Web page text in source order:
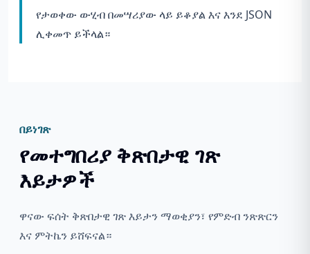
የታወቀው ውሂብ በመሣሪያው ላይ ይቆያል እና እንደ JSON
ሊቀመጥ ይችላል።
በይነገጽ
የመተግበሪያ ቅጽበታዊ ገጽ
እይታዎች
ዋናው ፍሰት ቅጽበታዊ ገጽ እይታን ማወቂያን፣ የምድብ ንጽጽርን
እና ምትኬን ይሸፍናል።